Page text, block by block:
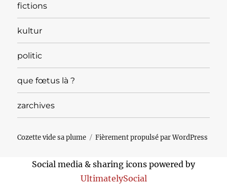
fictions
kultur
politic
que fœtus là ?
zarchives
Cozette vide sa plume Fièrement propulsé par WordPress
Social media & sharing icons powered by
UltimatelySocial